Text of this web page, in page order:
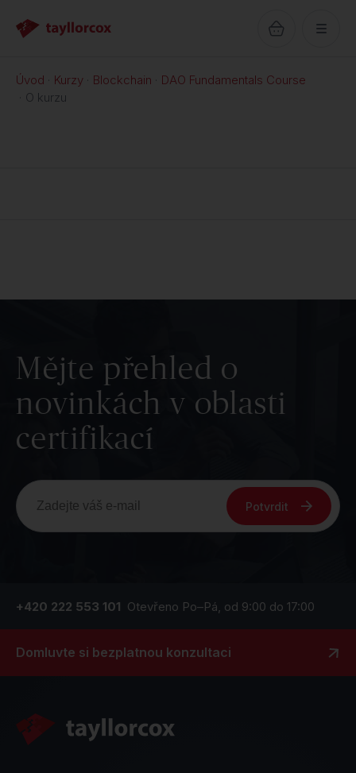
Úvod Kurzy Blockchain
DAO Fundamentals Course
O kurzu
Mějte přehled o
novinkách v oblasti
certifikací
Potvrdit
+420 222 553 101 Otevřeno Po–Pá, od 9:00 do 17:00
Domluvte si bezplatnou konzultaci